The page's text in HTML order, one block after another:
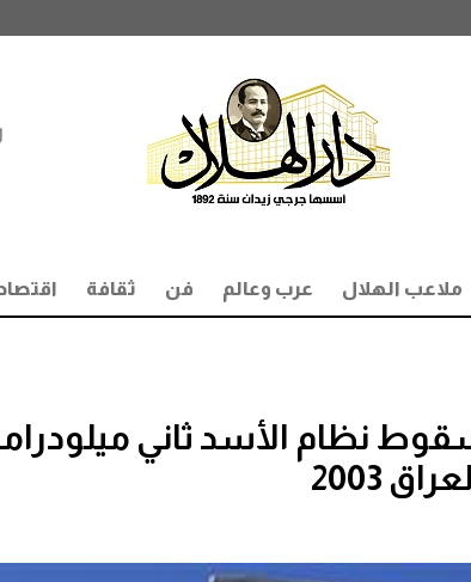
ملاعب الهلال عرب وعالم فن ثقافة
نظام الأسد ثاني
2003